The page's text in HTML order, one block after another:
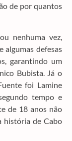
de por quantos
nenhuma vez,
algumas defesas
garantindo um
Bubista. Já o
foi Lamine
tempo e
de 18 anos não
história de Cabo